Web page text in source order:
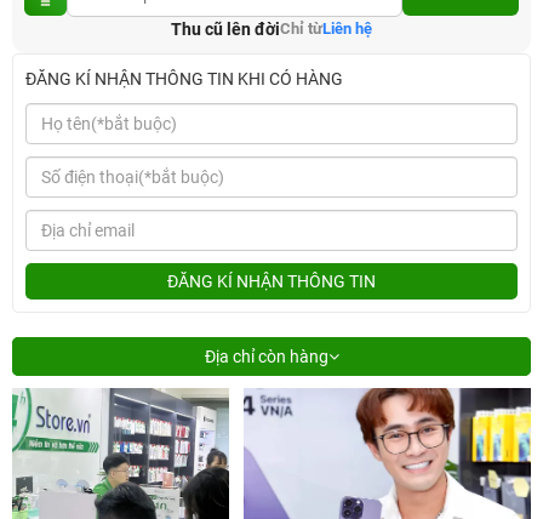
Thu cũ lên đờiChỉ từLiên hệ
ĐĂNG KÍ NHẬN THÔNG TIN KHI CÓ HÀNG
ĐĂNG KÍ NHẬN THÔNG TIN
Địa chỉ còn hàng